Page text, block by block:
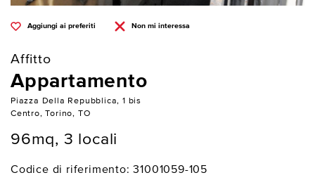
Aggiungi ai preferiti Non mi interessa
Affitto
Appartamento
Piazza Della Repubblica, 1 bis
Centro, Torino, TO
96mq, 3 locali
Codice di riferimento: 31001059-105